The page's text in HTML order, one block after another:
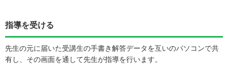
指導を受ける
先生の元に届いた受講生の手書き解答データを互いのパソコンで共
有し、その画面を通して先生が指導を行います。